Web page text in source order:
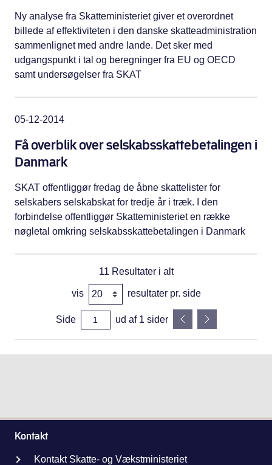
Ny analyse fra Skatteministeriet giver et overordnet
billede af effektiviteten i den danske skatteadministration
sammenlignet med andre lande. Det sker med
udgangspunkt i tal og beregninger fra EU og OECD
samt undersøgelser fra SKAT
05-12-2014
Få overblik over selskabsskattebetalingen i
Danmark
SKAT offentliggør fredag de åbne skattelister for
selskabers selskabskat for tredje år i træk. I den
forbindelse offentliggør Skatteministeriet en række
nøgletal omkring selskabsskattebetalingen i Danmark
11 Resultater i alt
vis resultater pr. side
Side ud af 1 sider
Kontakt
Kontakt Skatte- og Vækstministeriet